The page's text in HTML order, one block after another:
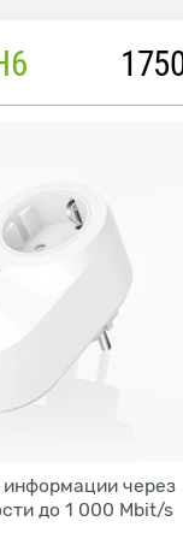
через
до 1 000 Mbit/s